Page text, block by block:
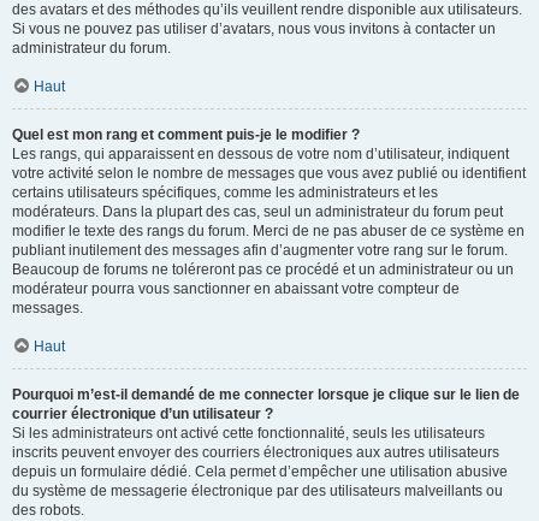
des avatars et des méthodes qu’ils veuillent rendre disponible aux utilisateurs.
Si vous ne pouvez pas utiliser d’avatars, nous vous invitons à contacter un
administrateur du forum.
Haut
Quel est mon rang et comment puis-je le modifier ?
Les rangs, qui apparaissent en dessous de votre nom d’utilisateur, indiquent
votre activité selon le nombre de messages que vous avez publié ou identifient
certains utilisateurs spécifiques, comme les administrateurs et les
modérateurs. Dans la plupart des cas, seul un administrateur du forum peut
modifier le texte des rangs du forum. Merci de ne pas abuser de ce système en
publiant inutilement des messages afin d’augmenter votre rang sur le forum.
Beaucoup de forums ne toléreront pas ce procédé et un administrateur ou un
modérateur pourra vous sanctionner en abaissant votre compteur de
messages.
Haut
Pourquoi m’est-il demandé de me connecter lorsque je clique sur le lien de
courrier électronique d’un utilisateur ?
Si les administrateurs ont activé cette fonctionnalité, seuls les utilisateurs
inscrits peuvent envoyer des courriers électroniques aux autres utilisateurs
depuis un formulaire dédié. Cela permet d’empêcher une utilisation abusive
du système de messagerie électronique par des utilisateurs malveillants ou
des robots.